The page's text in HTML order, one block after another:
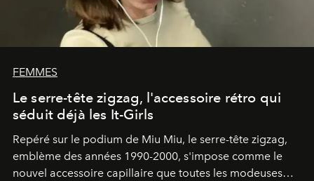
FEMMES
Le serre-tête zigzag, l'accessoire rétro qui
séduit déjà les It-Girls
Repéré sur le podium de Miu Miu, le serre-tête zigzag,
emblème des années 1990-2000, s'impose comme le
nouvel accessoire capillaire que toutes les modeuses